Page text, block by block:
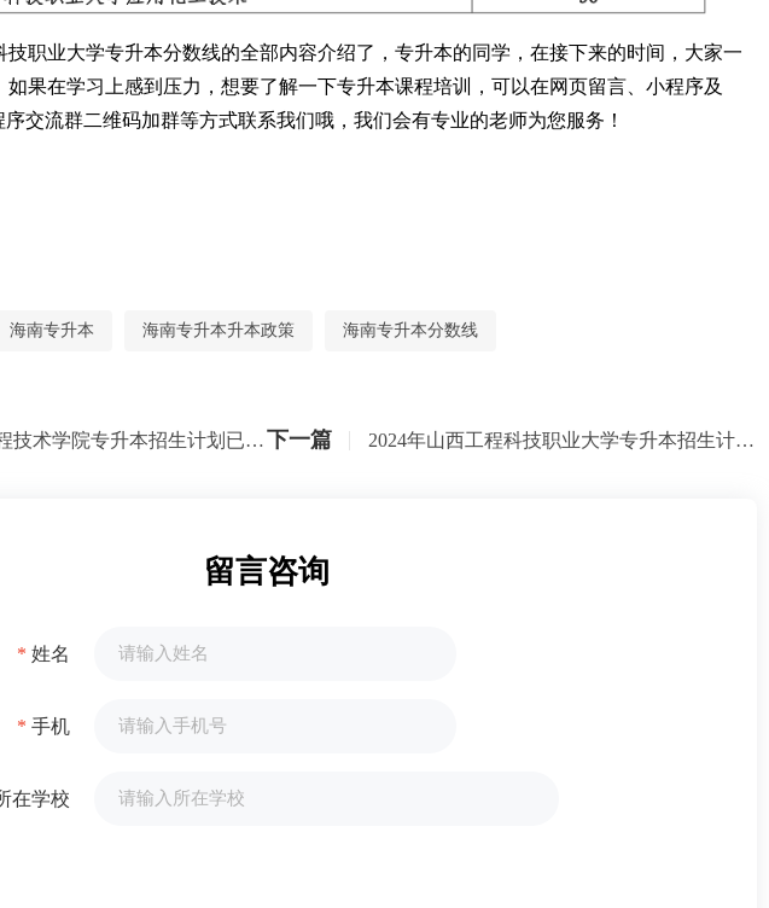
技职业大学专升本分数线的全部内容介绍了，专升本的同学，在接下来的时间，大家一
果在学习上感到压力，想要了解一下专升本课程培训，可以在网页留言、小程序及
交流群二维码加群等方式联系我们哦，我们会有专业的老师为您服务！
海南专升本 海南专升本升本政策 海南专升本分数线
2024年山西工程技术学院专升本招生计划已公布！共计招生1136人！下一篇 2024年山西工程科技职业大学专升本招生计划已公布！共计招生3220人！
留言咨询
* 姓名
* 手机
在学校